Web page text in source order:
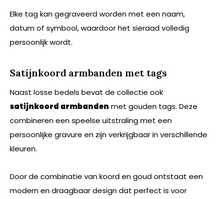
Elke tag kan gegraveerd worden met een naam,
datum of symbool, waardoor het sieraad volledig
persoonlijk wordt.
Satijnkoord armbanden met tags
Naast losse bedels bevat de collectie ook
satijnkoord armbanden met gouden tags. Deze
combineren een speelse uitstraling met een
persoonlijke gravure en zijn verkrijgbaar in verschillende
kleuren.
Door de combinatie van koord en goud ontstaat een
modern en draagbaar design dat perfect is voor